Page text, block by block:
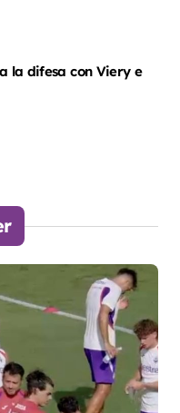
la difesa con Viery e